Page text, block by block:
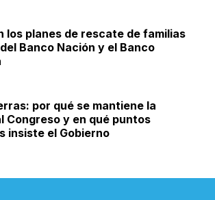
los planes de rescate de familias
Banco Nación y el Banco
por qué se mantiene la
Congreso y en qué puntos
insiste el Gobierno